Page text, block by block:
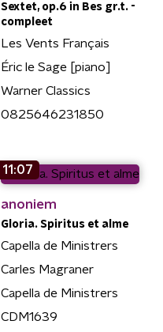
Sextet, op.6 in Bes gr.t. -
compleet
Les Vents Français
Éric le Sage [piano]
Warner Classics
0825646231850
11:07
anoniem
Gloria. Spiritus et alme
Capella de Ministrers
Carles Magraner
Capella de Ministrers
CDM1639